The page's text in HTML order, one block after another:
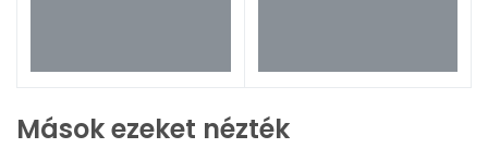
Mások ezeket nézték